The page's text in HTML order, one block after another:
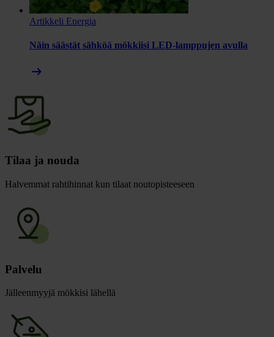
Artikkeli Energia
Näin säästät sähköä mökkiisi LED-lamppujen avulla
arrow_right_alt
Tilaa ja nouda
Halvemmat rahtihinnat kun tilaat noutopisteeseen
Palvelu
Jälleenmyyjä mökkisi lähellä